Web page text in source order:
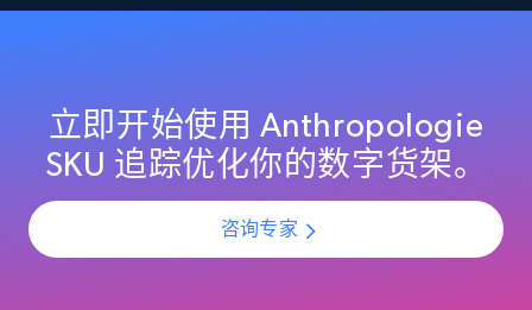
products by best sellers category URL
Title, Seller name, Brand, Description, Initial
price, Currency, Availability, Reviews count, and
more.
立即开始使用 Anthropologie
SKU 追踪优化你的数字货架。
咨询专家